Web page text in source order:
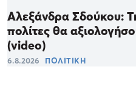
Αλεξάνδρα Σδούκου:
πολίτες θα
(video)
6.8.2026 ΠΟΛΙΤΙΚΗ